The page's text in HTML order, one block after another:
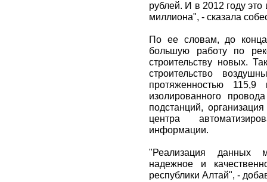
рублей. И в 2012 году это
миллиона", - сказала
По ее словам, до конца
большую работу по
строительству новых.
строительство
протяженностью
изолированного
подстанций,
центра
информации.
"Реализация данных
надежное и
республики Алтай", -